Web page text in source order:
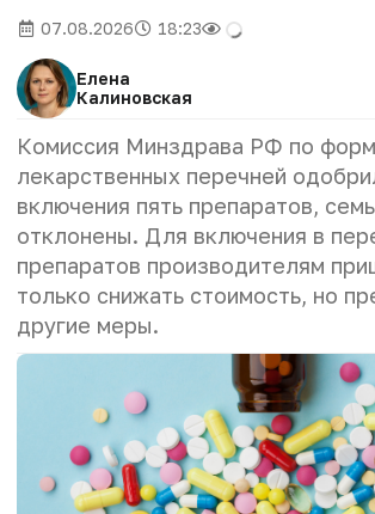
07.08.2026 18:23
Елена
Калиновская
Комиссия Минздрава РФ по
лекарственных перечней
включения пять препаратов,
отклонены. Для включения в
препаратов производителям
только снижать стоимость, но
другие меры.